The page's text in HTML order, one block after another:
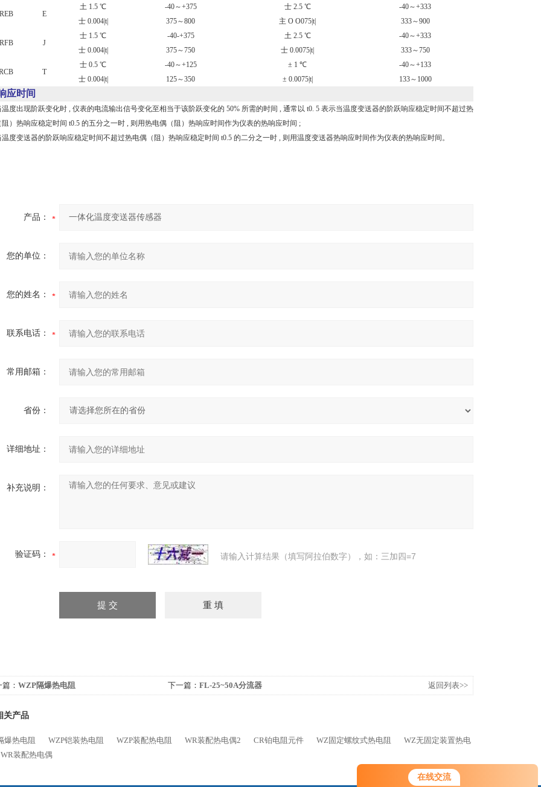
在线交流
E
土 1.5 ℃ -40～+375 士 2.5 ℃
-40～+333
士 0.004|t|
375～800 主 O O075|t| 333～900
J
士 1.5 ℃ -40-+375 土 2.5 ℃
-40～+333
士 0.004|t|
375～750 士 0.0075|t| 333～750
T
士 0.5 ℃ -40～+125 ± 1 ℃
-40～+133
士 0.004|t|
125～350 ± 0.0075|t| 133～1000
应时间
出现阶跃变化时 , 仪表的电流输出信号变化至相当于该阶跃变化的 50% 所需的时间 , 通常以 t0. 5 表示当温度变送器的阶跃响应稳定时间不超过热
阻）热响应稳定时间 t0.5 的五分之一时 , 则用热电偶（阻）热响应时间作为仪表的热响应时间 ;
变送器的阶跃响应稳定时间不超过热电偶（阻）热响应稳定时间 t0.5 的二分之一时 , 则用温度变送器热响应时间作为仪表的热响应时间。
产品：
您的单位：
您的姓名：
联系电话：
常用邮箱：
省份：
详细地址：
补充说明：
验证码： 请输入计算结果（填写阿拉伯数字），如：三加四=7
： WZP隔爆热电阻 下一篇： FL-25~50A分流器 返回列表>>
关产品
爆热电阻 WZP铠装热电阻 WZP装配热电阻 WR装配热电偶2 CR铂电阻元件 WZ固定螺纹式热电阻
WZ无固定装置热电
WR装配热电偶